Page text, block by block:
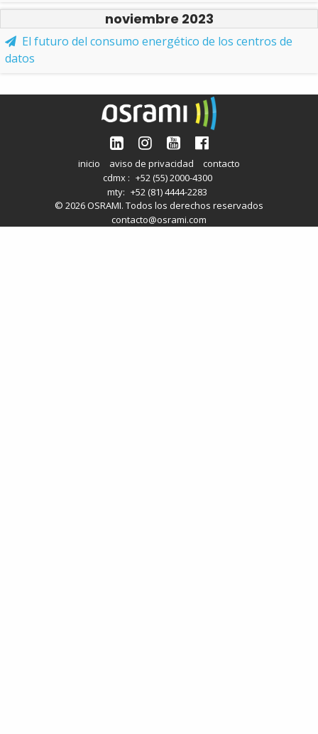
noviembre 2023
El futuro del consumo energético de los centros de
datos
inicio aviso de privacidad
contacto
cdmx : +52 (55) 2000-4300
mty: +52 (81) 4444-2283
© 2026 OSRAMI. Todos los derechos reservados
contacto@osrami.com